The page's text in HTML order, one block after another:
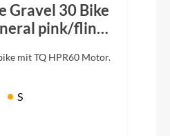
Gravel 30 Bike
pink/flint
mit TQ HPR60 Motor.
S